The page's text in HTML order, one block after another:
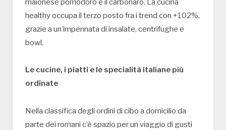
healthy occupa il terzo posto fra i trend con +102%,
grazie a un’impennata di insalate, centrifughe e
bowl.
Le cucine, i piatti e le specialità italiane più
ordinate
Nella classifica degli ordini di cibo a domicilio da
parte dei romani c’è spazio per un viaggio di gusti